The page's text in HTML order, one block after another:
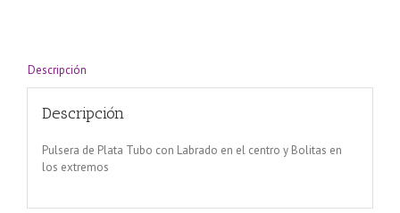
Bolitas
extremos
Descripción
Descripción
Pulsera de Plata Tubo con Labrado en el centro y Bolitas en
los extremos